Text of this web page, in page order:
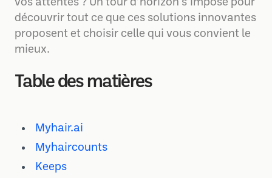
vos attentes ? Un tour d’horizon s’impose pour
découvrir tout ce que ces solutions innovantes
proposent et choisir celle qui vous convient le
mieux.
Table des matières
Myhair.ai
Myhaircounts
Keeps